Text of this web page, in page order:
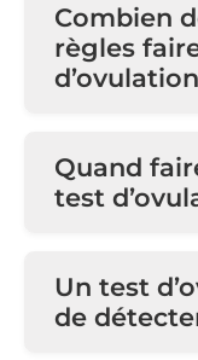
Combien
règles
Quand
test
Un test
de